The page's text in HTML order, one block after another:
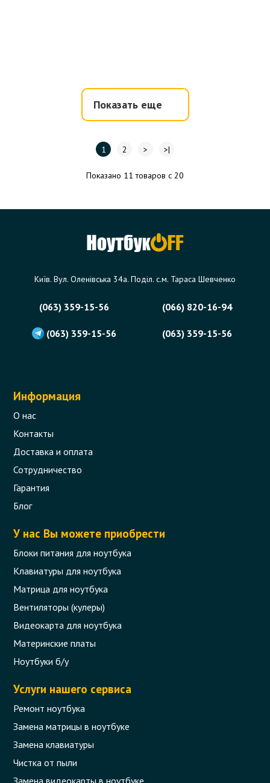
Показать еще
1 2 > >|
Показано 11 товаров с 20
Київ. Вул. Оленівська 34а. Поділ. с.м. Тараса Шевченко
(063) 359-15-56 (066) 820-16-94
(063) 359-15-56 (063) 359-15-56
Информация
О нас
Контакты
Доставка и оплата
Сотрудничество
Гарантия
Блог
У нас Вы можете приобрести
Блоки питания для ноутбука
Клавиатуры для ноутбука
Матрица для ноутбука
Вентиляторы (кулеры)
Видеокарта для ноутбука
Материнские платы
Ноутбуки б/у
Услуги нашего сервиса
Ремонт ноутбука
Замена матрицы в ноутбуке
Замена клавиатуры
Чистка от пыли
Замена видеокарты в ноутбуке